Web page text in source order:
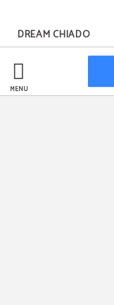
MENÚ
DREAM CHIADO
Protección de datos